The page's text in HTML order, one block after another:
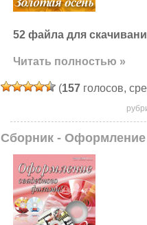
52 файла для
Читать полностью »
(157 голосов,
Сборник -